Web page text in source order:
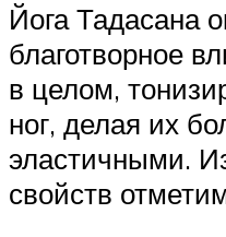
Йога Тадасана
благотворное
в целом,
ног, делая их
эластичными.
свойств